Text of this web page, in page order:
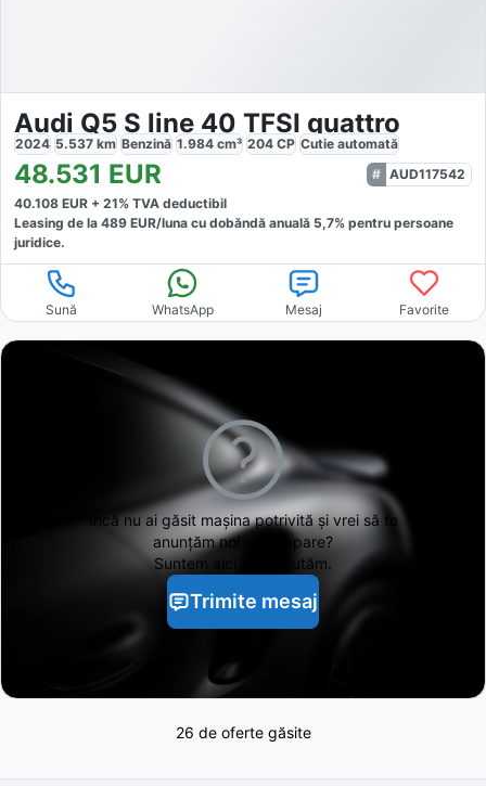
Audi Q5 S line 40 TFSI quattro
2024 5.537 km Benzină 1.984 cm³ 204 CP Cutie automată
48.531 EUR
AUD117542
40.108 EUR + 21% TVA deductibil
Leasing de la 489 EUR/luna cu dobăndă anuală 5,7% pentru persoane
juridice.
Sună WhatsApp Mesaj Favorite
Încă nu ai găsitmașina potrivită și vrei să te
anunțăm noi când apare?
Suntem aici să te ajutăm.
Trimite mesaj
26 de oferte găsite